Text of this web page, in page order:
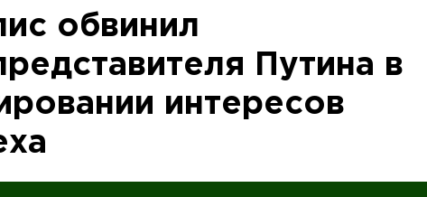
обвинил
Путина в
интересов